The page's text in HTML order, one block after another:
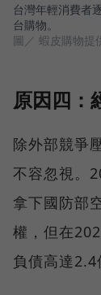
台灣年輕消費者
台購物。
圖／ 蝦皮購物提
原因四：
除外部競爭
不容忽視。
拿下國防部
權，但在
負債高達2.4